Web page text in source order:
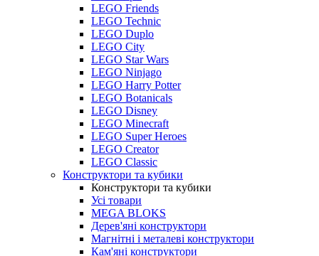
LEGO Friends
LEGO Technic
LEGO Duplo
LEGO City
LEGO Star Wars
LEGO Ninjago
LEGO Harry Potter
LEGO Botanicals
LEGO Disney
LEGO Minecraft
LEGO Super Heroes
LEGO Creator
LEGO Classic
Конструктори та кубики
Конструктори та кубики
Усі товари
MEGA BLOKS
Дерев'яні конструктори
Магнітні і металеві конструктори
Кам'яні конструктори